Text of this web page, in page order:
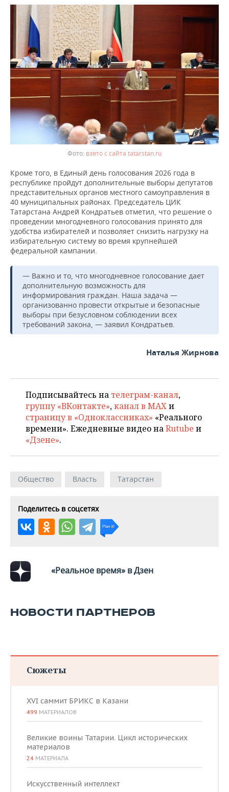
взято с сайта tatarstan.ru
Кроме того, в Единый день голосования 2026 года в
республике пройдут дополнительные выборы депутатов
представительных органов местного самоуправления в
40 муниципальных районах. Председатель ЦИК
Татарстана Андрей Кондратьев отметил, что решение о
проведении многодневного голосования принято для
удобства избирателей и позволяет снизить нагрузку на
избирательную систему во время крупнейшей
федеральной кампании.
— Важно и то, что многодневное голосование дает
дополнительную возможность для
информирования граждан. Наша задача —
организованно провести открытые и безопасные
выборы при безусловном соблюдении всех
требований закона, — заявил Кондратьев.
Наталья Жирнова
Подписывайтесь на телеграм-канал,
группу «ВКонтакте»,канал в MAXи
страницу в «Одноклассниках» «Реального
времени». Ежедневные видео наRutube и
«Дзене».
Общество Власть Татарстан
Поделитесь в соцсетях
«Реальное время» в Дзен
НОВОСТИ ПАРТНЕРОВ
Сюжеты
XVI саммит БРИКС в Казани
499 МАТЕРИАЛОВ
Великие воины Татарии. Цикл исторических
материалов
24 МАТЕРИАЛА
Искусственный интеллект